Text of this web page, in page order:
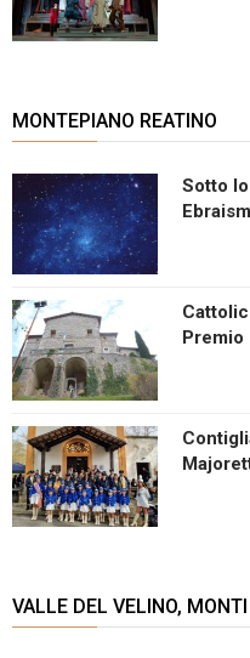
MONTEPIANO REATINO
Sotto
Premio
VALLE DEL VELINO,